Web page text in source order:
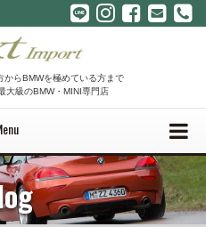
からBMWを極めている方まで
大級のBMW・MINI専門店